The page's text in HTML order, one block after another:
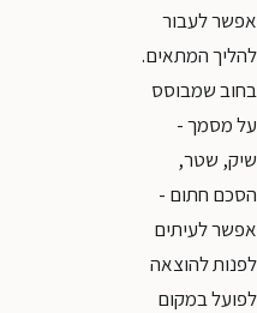
אפשר לעבור
להליך המתאים.
בחוב שמבוסס
על מסמך -
שיק, שטר,
הסכם חתום -
אפשר לעיתים
לפנות להוצאה
לפועל במקום